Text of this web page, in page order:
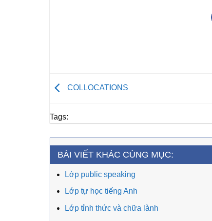
COLLOCATIONS
Tags:
BÀI VIẾT KHÁC CÙNG MỤC:
Lớp public speaking
Lớp tự học tiếng Anh
Lớp tỉnh thức và chữa lành